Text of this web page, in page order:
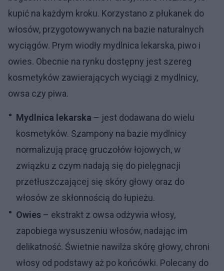
kupić na każdym kroku. Korzystano z płukanek do
włosów, przygotowywanych na bazie naturalnych
wyciągów. Prym wiodły mydlnica lekarska, piwo i
owies. Obecnie na rynku dostępny jest szereg
kosmetyków zawierających wyciągi z mydlnicy,
owsa czy piwa.
Mydlnica lekarska – jest dodawana do wielu
kosmetyków. Szampony na bazie mydlnicy
normalizują pracę gruczołów łojowych, w
związku z czym nadają się do pielęgnacji
przetłuszczającej się skóry głowy oraz do
włosów ze skłonnością do łupieżu.
Owies – ekstrakt z owsa odżywia włosy,
zapobiega wysuszeniu włosów, nadając im
delikatność. Świetnie nawilża skórę głowy, chroni
włosy od podstawy aż po końcówki. Polecany do